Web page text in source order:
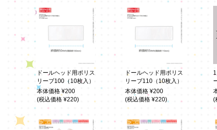
ドールヘッド用ポリス
リーブ100（10枚入）
本体価格 ¥200
(税込価格 ¥220)
ドールヘッド用ポリス
リーブ110（10枚入）
本体価格 ¥200
(税込価格 ¥220)
(